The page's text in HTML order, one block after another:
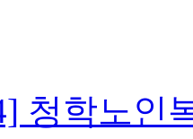
청학노인